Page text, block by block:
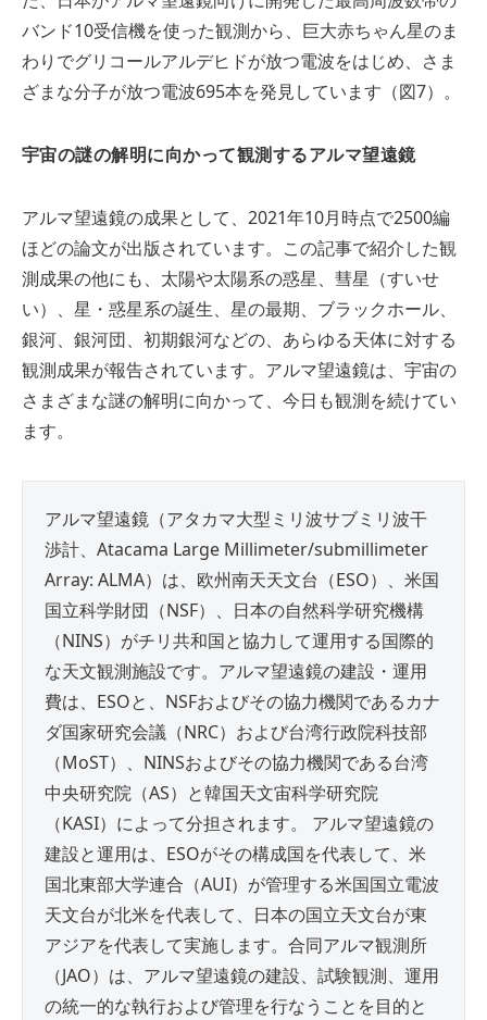
バンド10受信機を使った観測から、巨大赤ちゃん星のま
わりでグリコールアルデヒドが放つ電波をはじめ、さま
ざまな分子が放つ電波695本を発見しています（図7）。
宇宙の謎の解明に向かって観測するアルマ望遠鏡
アルマ望遠鏡の成果として、2021年10月時点で2500編
ほどの論文が出版されています。この記事で紹介した観
測成果の他にも、太陽や太陽系の惑星、彗星（すいせ
い）、星・惑星系の誕生、星の最期、ブラックホール、
銀河、銀河団、初期銀河などの、あらゆる天体に対する
観測成果が報告されています。アルマ望遠鏡は、宇宙の
さまざまな謎の解明に向かって、今日も観測を続けてい
ます。
アルマ望遠鏡（アタカマ大型ミリ波サブミリ波干
渉計、Atacama Large Millimeter/submillimeter
Array: ALMA）は、欧州南天天文台（ESO）、米国
国立科学財団（NSF）、日本の自然科学研究機構
（NINS）がチリ共和国と協力して運用する国際的
な天文観測施設です。アルマ望遠鏡の建設・運用
費は、ESOと、NSFおよびその協力機関であるカナ
ダ国家研究会議（NRC）および台湾行政院科技部
（MoST）、NINSおよびその協力機関である台湾
中央研究院（AS）と韓国天文宙科学研究院
（KASI）によって分担されます。 アルマ望遠鏡の
建設と運用は、ESOがその構成国を代表して、米
国北東部大学連合（AUI）が管理する米国国立電波
天文台が北米を代表して、日本の国立天文台が東
アジアを代表して実施します。合同アルマ観測所
（JAO）は、アルマ望遠鏡の建設、試験観測、運用
の統一的な執行および管理を行なうことを目的と